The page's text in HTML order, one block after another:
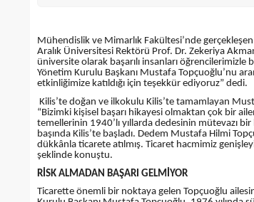
Mühendislik ve Mimarlık Fakültesi’nde
Aralık Üniversitesi Rektörü Prof. Dr. Zekeriya
üniversite olarak başarılı insanları
Yönetim Kurulu Başkanı Mustafa Topçuoğlu’nu
etkinliğimize katıldığı için teşekkür ediyoruz” dedi.
Kilis’te doğan ve ilkokulu Kilis’te tamamlayan
“Bizimki kişisel başarı hikayesi olmaktan çok bir
temellerinin 1940’lı yıllarda dedesinin mütevazı bir
başında Kilis’te başladı. Dedem Mustafa Hilmi
dükkânla ticarete atılmış. Ticaret hacmimiz
şeklinde konuştu.
RİSK ALMADAN BAŞARI GELMİYOR
Ticarette önemli bir noktaya gelen Topçuoğlu
Gaziantep’te
Ücretlerine Yüzde 70